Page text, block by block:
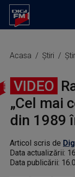
Acasa Știri
VIDEO
„Cel mai
din 1989
Articol scris de
Data actualizării:
Data publicării: